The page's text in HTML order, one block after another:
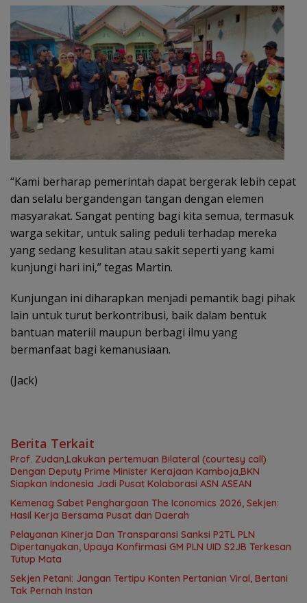
“Kami berharap pemerintah dapat bergerak lebih cepat
dan selalu bergandengan tangan dengan elemen
masyarakat. Sangat penting bagi kita semua, termasuk
warga sekitar, untuk saling peduli terhadap mereka
yang sedang kesulitan atau sakit seperti yang kami
kunjungi hari ini,” tegas Martin.
Kunjungan ini diharapkan menjadi pemantik bagi pihak
lain untuk turut berkontribusi, baik dalam bentuk
bantuan materiil maupun berbagi ilmu yang
bermanfaat bagi kemanusiaan.
(Jack)
Berita Terkait
Prof. Zudan,Lakukan pertemuan Bilateral (courtesy call)
Dengan Deputy Prime Minister Kerajaan Kamboja,BKN
Siapkan Indonesia Jadi Pusat Kolaborasi ASN ASEAN
Kemenag Sabet Penghargaan The Iconomics 2026, Sekjen:
Hasil Kerja Bersama Pusat dan Daerah
Pelayanan Kinerja Dan Transparansi Sanksi P2TL PLN
Dipertanyakan, Upaya Konfirmasi GM PLN UID S2JB Terkesan
Tutup Mata
Sekjen Petani: Jangan Tertipu Konten Pertanian Viral, Bertani
Tak Pernah Instan